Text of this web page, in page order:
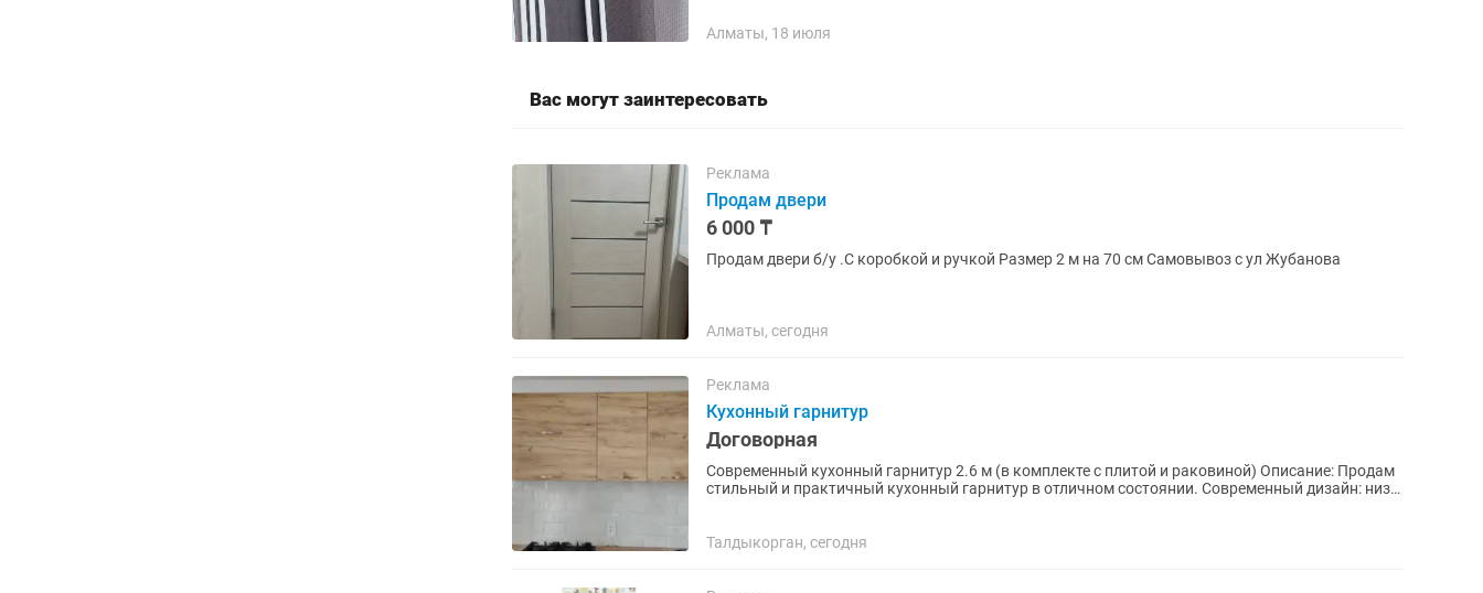
Алматы, 18 июля
Вас могут заинтересовать
Реклама
Продам двери
6 000 ₸
Продам двери б/у .С коробкой и ручкой Размер 2 м на 70 см Самовывоз с ул Жубанова
Алматы, сегодня
Реклама
Кухонный гарнитур
Договорная
Современный кухонный гарнитур 2.6 м (в комплекте с плитой и раковиной) Описание: Продам
стильный и практичный кухонный гарнитур в отличном состоянии. Современный дизайн: низ
Талдыкорган, сегодня